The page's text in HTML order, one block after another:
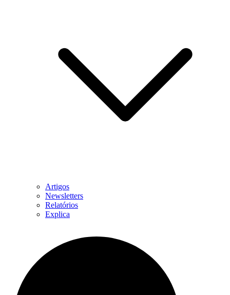
Artigos
Newsletters
Relatórios
Explica